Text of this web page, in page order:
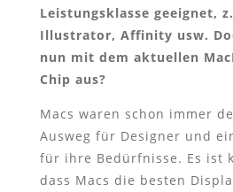
Leistungsklasse geeignet,
Illustrator, Affinity usw.
nun mit dem aktuellen
Chip aus?
Macs waren schon immer
Ausweg für Designer und
für ihre Bedürfnisse. Es ist
dass Macs die besten